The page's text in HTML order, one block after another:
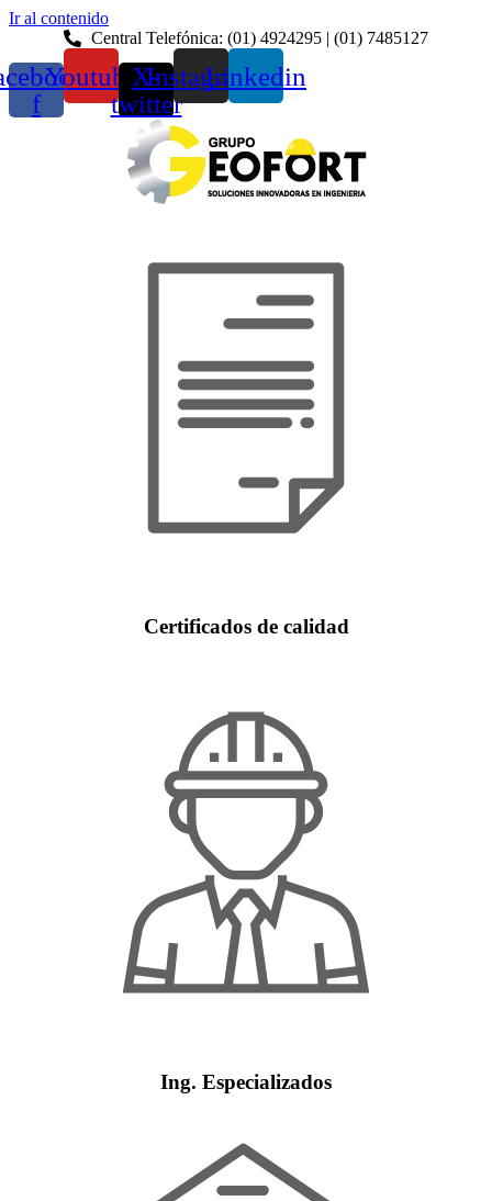
Ir al contenido
Central Telefónica: (01) 4924295 | (01) 7485127
f
YoutubeX-
twitter
InstagramLinkedin
Certificados de calidad
Ing. Especializados